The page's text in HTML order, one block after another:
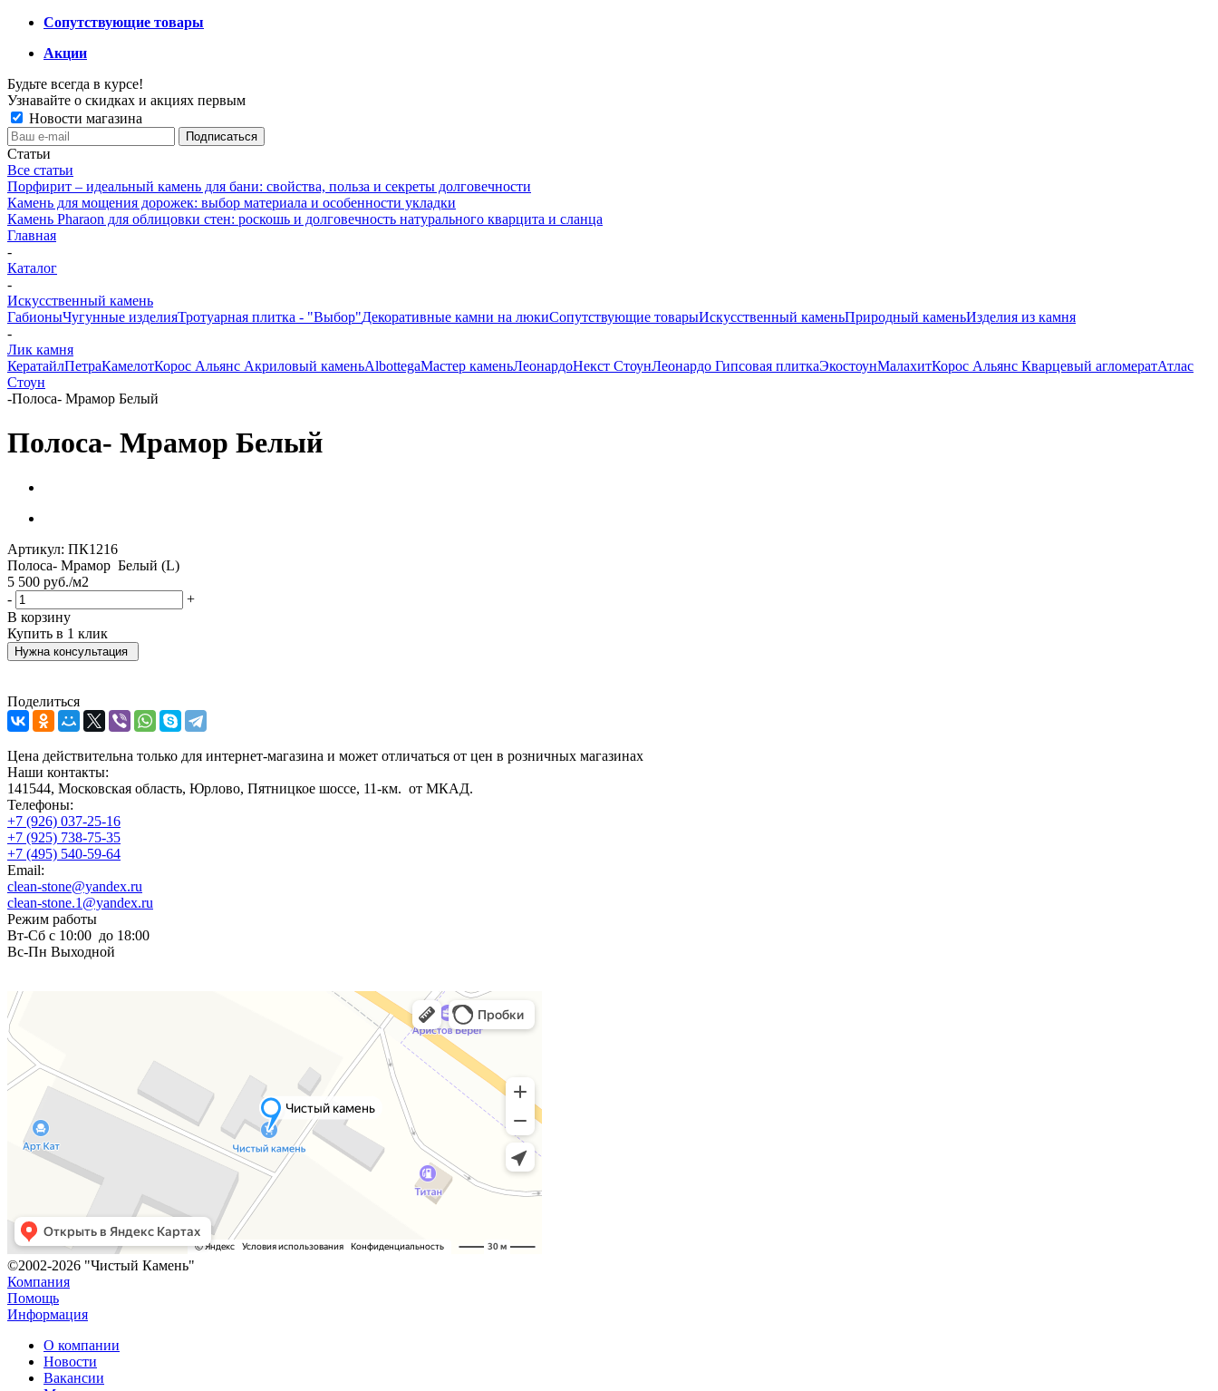
Сопутствующие товары
Акции
Будьте всегда в курсе!
Узнавайте о скидках и акциях первым
Новости магазина
Статьи
Все статьи
Порфирит – идеальный камень для бани: свойства, польза и секреты долговечности
Камень для мощения дорожек: выбор материала и особенности укладки
Камень Pharaon для облицовки стен: роскошь и долговечность натурального кварцита и сланца
Главная
-
Каталог
-
Искусственный камень
ГабионыЧугунные изделияТротуарная плитка - "Выбор"Декоративные камни на люкиСопутствующие товарыИскусственный каменьПриродный каменьИзделия из камня
-
Лик камня
КератайлПетраКамелотКорос Альянс Акриловый каменьAlbottegaМастер каменьЛеонардоНекст СтоунЛеонардо Гипсовая плиткаЭкостоунМалахитКорос Альянс Кварцевый агломератАтлас
Стоун
-Полоса- Мрамор Белый
Полоса- Мрамор Белый
Артикул: ПК1216
Полоса- Мрамор Белый (L)
5 500 руб./м2
-
+
В корзину
Купить в 1 клик
Нужна консультация
Поделиться
Цена действительна только для интернет-магазина и может отличаться от цен в розничных магазинах
Наши контакты:
141544, Московская область, Юрлово, Пятницкое шоссе, 11-км. от МКАД.
Телефоны:
+7 (926) 037-25-16
+7 (925) 738-75-35
+7 (495) 540-59-64
Email:
clean-stone@yandex.ru
clean-stone.1@yandex.ru
Режим работы
Вт-Сб с 10:00 до 18:00
Вс-Пн Выходной
©2002-2026 "Чистый Камень"
Компания
Помощь
Информация
О компании
Новости
Вакансии